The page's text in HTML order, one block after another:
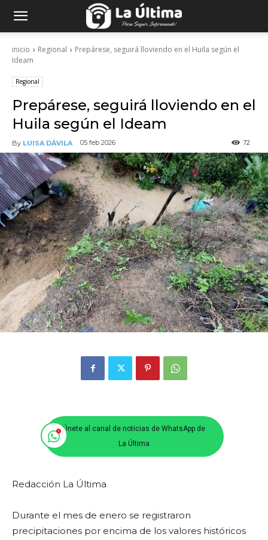
inicio Regional
Prepárese, seguirá lloviendo en el Huila según el
Ideam
Regional
Prepárese, seguirá lloviendo en el
Huila según el Ideam
By LUISA DÁVILA 05 feb 2026 72
Únete al canal de noticias de WhatsApp de
La Última
Redacción La Última
Durante el mes de enero se registraron
precipitaciones por encima de los valores históricos